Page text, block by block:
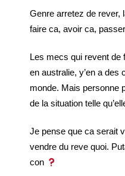
Genre arretez de rever,
faire ca, avoir ca,
Les mecs qui revent de
en australie, y’en a des
monde. Mais personne
de la situation telle
Je pense que ca serait
vendre du reve quoi.
con